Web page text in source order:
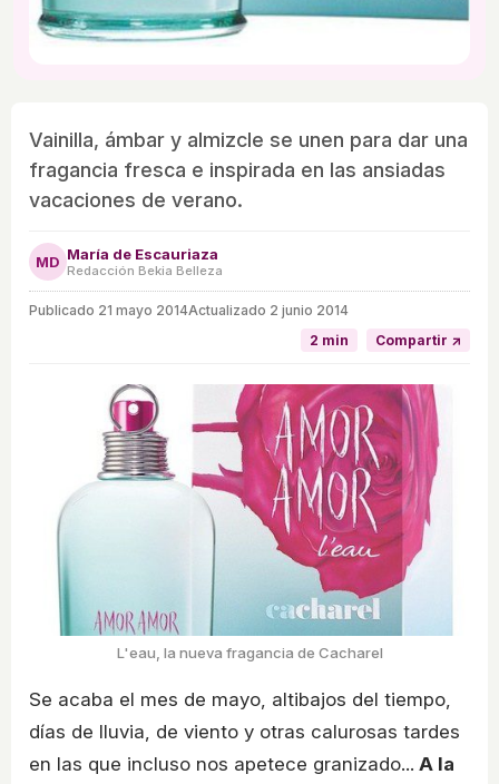
Vainilla, ámbar y almizcle se unen para dar una
fragancia fresca e inspirada en las ansiadas
vacaciones de verano.
MD María de Escauriaza
Redacción Bekia Belleza
Publicado 21 mayo 2014Actualizado 2 junio 2014
2 min
Compartir ↗
L'eau, la nueva fragancia de Cacharel
Se acaba el mes de mayo, altibajos del tiempo,
días de lluvia, de viento y otras calurosas tardes
en las que incluso nos apetece granizado... A la